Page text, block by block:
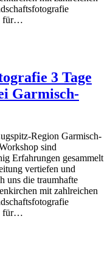
für…
3 Tage
Garmisch-
Region Garmisch-
sind
Erfahrungen gesammelt
vertiefen und
uns die traumhafte
mit zahlreichen
für…